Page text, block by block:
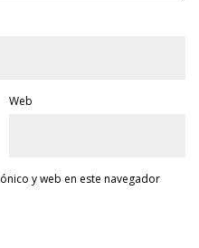
Web
y web en este navegador